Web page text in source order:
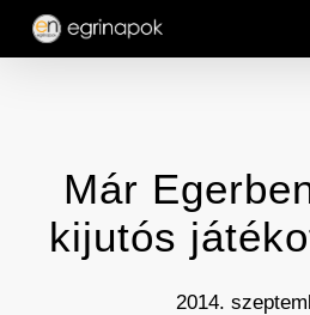
Skip
Már
kijutós
2014.